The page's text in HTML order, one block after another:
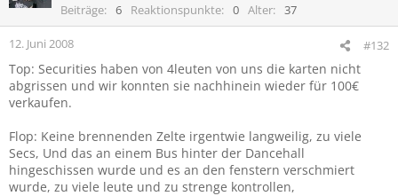
Beiträge
6 Reaktionspunkte 0 Alter 37
12. Juni 2008 #132
Top: Securities haben von 4leuten von uns die karten nicht
abgrissen und wir konnten sie nachhinein wieder für 100€
verkaufen.
Flop: Keine brennenden Zelte irgentwie langweilig, zu viele
Secs, Und das an einem Bus hinter der Dancehall
hingeschissen wurde und es an den fenstern verschmiert
wurde, zu viele leute und zu strenge kontrollen,